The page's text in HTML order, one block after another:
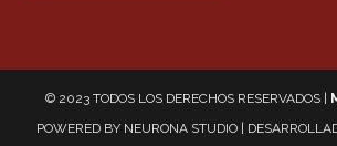
© 2023 TODOS LOS DERECHOS RESERVADOS |
POWERED BY NEURONA STUDIO |